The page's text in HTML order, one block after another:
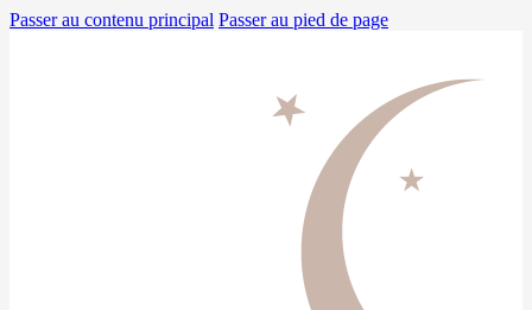
Passer au contenu principal Passer au pied de page